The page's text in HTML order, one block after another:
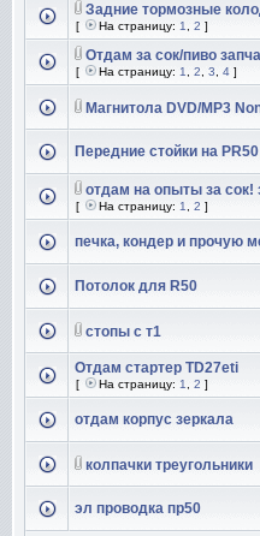
Задние тормозные
[ На страницу: 1 2 ]
Отдам за сок/пиво
[ На страницу: 1 2 3 4 ]
Магнитола DVD/MP3
Передние стойки на PR50
отдам на опыты за
[ На страницу: 1 2 ]
печка, кондер и прочую
Потолок для R50
стопы с т1
Отдам стартер TD27eti
[ На страницу: 1 2 ]
отдам корпус зеркала
колпачки треугольники
эл проводка пр50